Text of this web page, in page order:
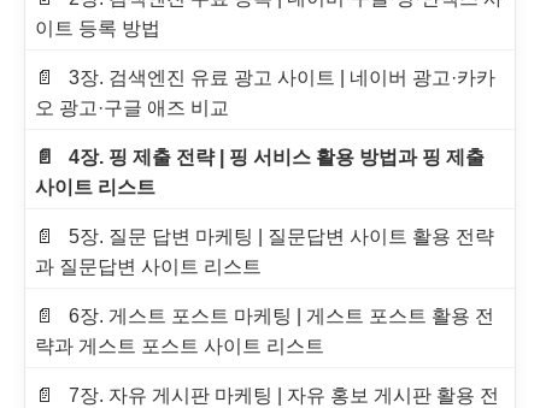
이트 등록 방법
3장. 검색엔진 유료 광고 사이트 | 네이버 광고·카카
오 광고·구글 애즈 비교
4장. 핑 제출 전략 | 핑 서비스 활용 방법과 핑 제출
사이트 리스트
5장. 질문 답변 마케팅 | 질문답변 사이트 활용 전략
과 질문답변 사이트 리스트
6장. 게스트 포스트 마케팅 | 게스트 포스트 활용 전
략과 게스트 포스트 사이트 리스트
7장. 자유 게시판 마케팅 | 자유 홍보 게시판 활용 전